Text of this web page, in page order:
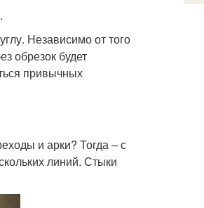
Независимо от того
обрезок будет
привычных
и арки? Тогда – с
линий. Стыки